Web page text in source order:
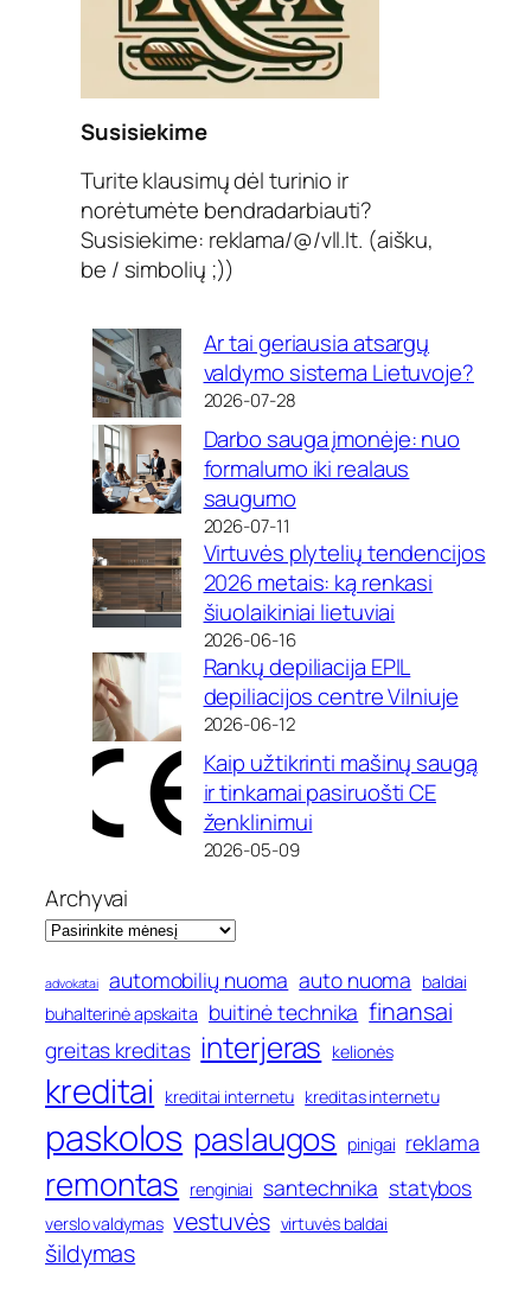
Susisiekime
Turite klausimų dėl turinio ir
norėtumėte bendradarbiauti?
Susisiekime: reklama/@/vll.lt. (aišku,
be / simbolių ;))
Ar tai geriausia atsargų
valdymo sistema Lietuvoje?
2026-07-28
Darbo sauga įmonėje: nuo
formalumo iki realaus
saugumo
2026-07-11
Virtuvės plytelių tendencijos
2026 metais: ką renkasi
šiuolaikiniai lietuviai
2026-06-16
Rankų depiliacija EPIL
depiliacijos centre Vilniuje
2026-06-12
Kaip užtikrinti mašinų saugą
ir tinkamai pasiruošti CE
ženklinimui
2026-05-09
Archyvai
advokatai automobilių nuoma auto nuoma baldai
buhalterinė apskaita buitinė technika finansai
greitas kreditas interjeras kelionės
kreditai kreditai internetu kreditas internetu
paskolos paslaugos pinigai reklama
remontas renginiai santechnika statybos
verslo valdymas vestuvės virtuvės baldai
šildymas